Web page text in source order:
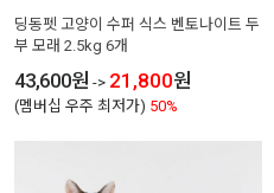
딩동펫 고양이 수퍼 식스 벤토나이트 두
부 모래 2.5kg 6개
43,600원 -> 21,800원
(멤버십 우주 최저가) 50%